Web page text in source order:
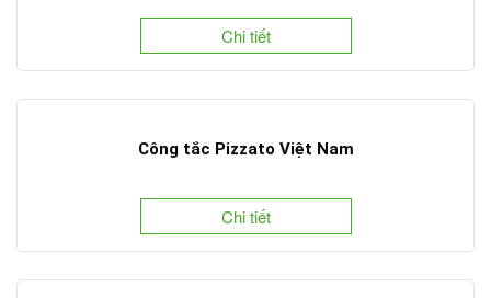
Chi tiết
Công tắc Pizzato Việt Nam
Chi tiết